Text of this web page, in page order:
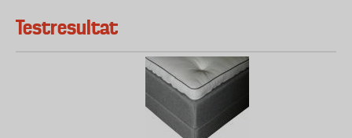
Testresultat